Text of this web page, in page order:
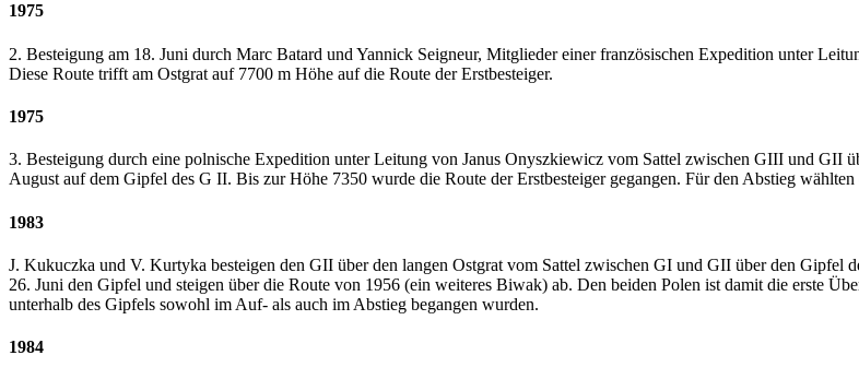
1975
2. Besteigung am 18. Juni durch Marc Batard und Yannick Seigneur, Mitglieder einer französischen Expedition unter
Diese Route trifft am Ostgrat auf 7700 m Höhe auf die Route der Erstbesteiger.
1975
3. Besteigung durch eine polnische Expedition unter Leitung von Janus Onyszkiewicz vom Sattel zwischen GIII und
August auf dem Gipfel des G II. Bis zur Höhe 7350 wurde die Route der Erstbesteiger gegangen. Für den Abstieg
1983
J. Kukuczka und V. Kurtyka besteigen den GII über den langen Ostgrat vom Sattel zwischen GI und GII über den Gipfel
26. Juni den Gipfel und steigen über die Route von 1956 (ein weiteres Biwak) ab. Den beiden Polen ist damit die erste
unterhalb des Gipfels sowohl im Auf- als auch im Abstieg begangen wurden.
1984